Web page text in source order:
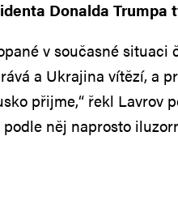
Donalda
v současné
a Ukrajina vítězí, a
přijme,“ řekl Lavrov
podle něj naprosto